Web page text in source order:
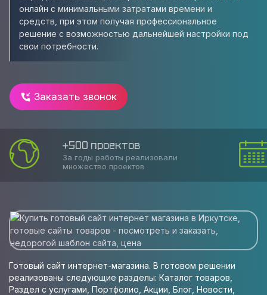
онлайн с минимальными затратами времени и
средств, при этом получая профессиональное
решение с возможностью дальнейшей настройки под
свои потребности.
Заказать звонок
Соблюдаем сроки
Накопленный опыт позволяет оказать
услугу в срок
Готовый сайт интернет-магазина. В готовом решении
реализованы следующие разделы: Каталог товаров,
Раздел с услугами, Портфолио, Акции, Блог, Новости,